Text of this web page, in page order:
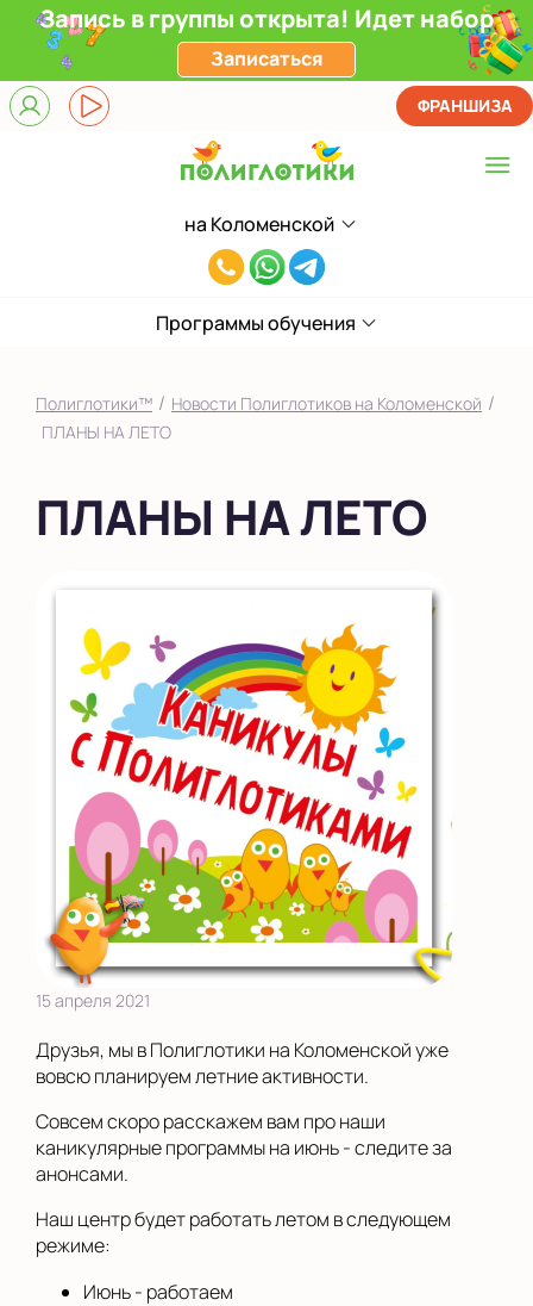
Запись в группы открыта! Идет набор
Записаться
на Коломенской
Выберите центр
Верхние Лихоборы
ЖК Прокшино
Фили
в Южном Бутово
на Домодедовской
на Коломенской
в Московской
области
Показать на карте
Выбрать другой город
8(929)520-
80
ФРАНШИЗА
Программы обучения
Полиглотики™ / Новости Полиглотиков на Коломенской /
ПЛАНЫ НА ЛЕТО
ПЛАНЫ НА ЛЕТО
15 апреля 2021
Друзья, мы в Полиглотики на Коломенской уже
вовсю планируем летние активности.
Совсем скоро расскажем вам про наши
каникулярные программы на июнь - следите за
анонсами.
Наш центр будет работать летом в следующем
режиме:
Июнь - работаем